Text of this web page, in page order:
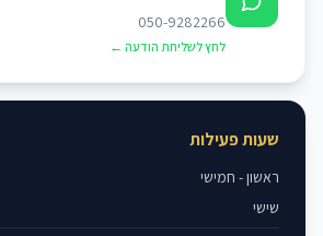
050-9282266
לחץ לשליחת הודעה ←
שעות פעילות
ראשון - חמישי
שישי